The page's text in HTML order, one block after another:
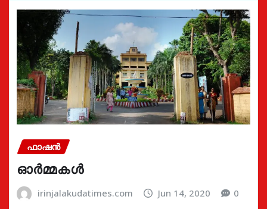
ഫാഷൻ
ഓർമ്മകൾ
irinjalakudatimes.com Jun 14, 2020 0